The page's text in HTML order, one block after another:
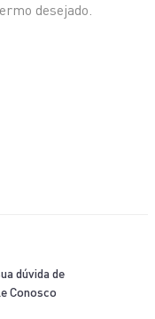
desejado.
dúvida de
Conosco